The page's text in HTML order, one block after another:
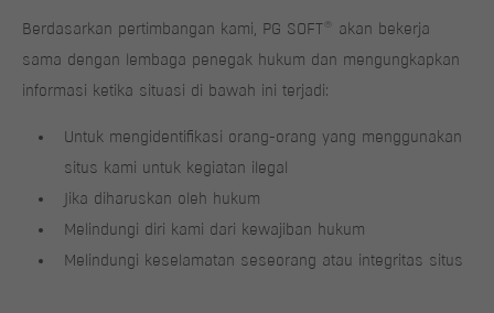
Berdasarkan pertimbangan kami, PG SOFT ®
akan bekerja
sama dengan lembaga penegak hukum dan mengungkapkan
informasi ketika situasi di bawah ini terjadi:
Untuk mengidentifikasi orang-orang yang menggunakan
situs kami untuk kegiatan ilegal
Jika diharuskan oleh hukum
Melindungi diri kami dari kewajiban hukum
Melindungi keselamatan seseorang atau integritas situs